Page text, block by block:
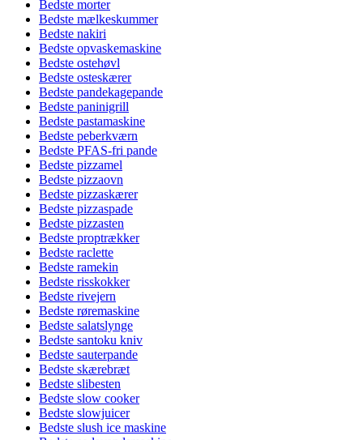
Bedste morter
Bedste mælkeskummer
Bedste nakiri
Bedste opvaskemaskine
Bedste ostehøvl
Bedste osteskærer
Bedste pandekagepande
Bedste paninigrill
Bedste pastamaskine
Bedste peberkværn
Bedste PFAS-fri pande
Bedste pizzamel
Bedste pizzaovn
Bedste pizzaskærer
Bedste pizzaspade
Bedste pizzasten
Bedste proptrækker
Bedste raclette
Bedste ramekin
Bedste risskokker
Bedste rivejern
Bedste røremaskine
Bedste salatslynge
Bedste santoku kniv
Bedste sauterpande
Bedste skærebræt
Bedste slibesten
Bedste slow cooker
Bedste slowjuicer
Bedste slush ice maskine